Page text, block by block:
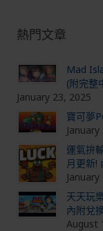
熱門文章
Mad
(附完整
January 23, 2025
寶可夢
運氣拚
月更新!
天天玩
內附兌
August